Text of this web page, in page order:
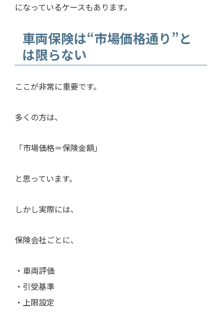
になっているケースもあります。
車両保険は“市場価格通り”と
は限らない
ここが非常に重要です。
多くの方は、
「市場価格＝保険金額」
と思っています。
しかし実際には、
保険会社ごとに、
・車両評価
・引受基準
・上限設定